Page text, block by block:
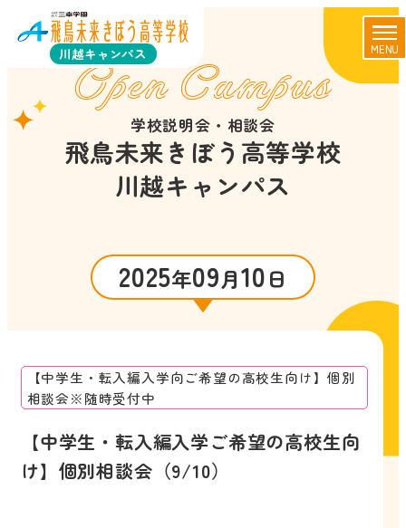
川越キャンパス MENU
Open Campus
学校説明会・相談会
飛鳥未来きぼう高等学校
川越キャンパス
2025年09月10日
【中学生・転入編入学ご希望の高校生向
け】個別相談会（9/10）
【中学生・転入編入学向ご希望の高校生向け】個別
相談会※随時受付中